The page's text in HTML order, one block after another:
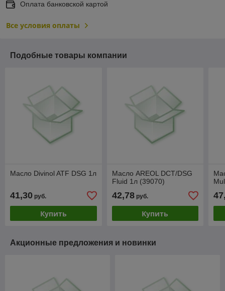
Оплата банковской картой
Все условия оплаты
Подобные товары компании
Масло Divinol ATF DSG 1л
41,30 руб.
Купить
Масло AREOL DCT/DSG
Fluid 1л (39070)
42,78руб.
Купить
Акционные предложения и новинки